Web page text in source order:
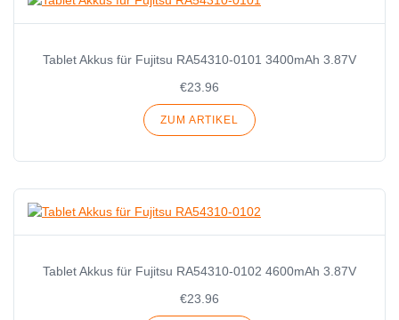
Tablet Akkus für Fujitsu RA54310-0101 3400mAh 3.87V
€23.96
ZUM ARTIKEL
Tablet Akkus für Fujitsu RA54310-0102 4600mAh 3.87V
€23.96